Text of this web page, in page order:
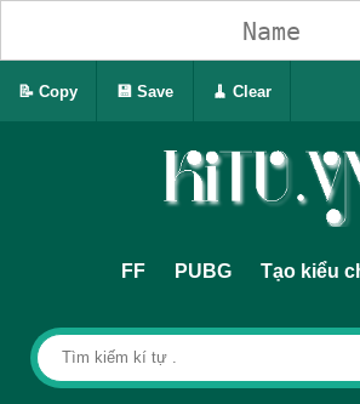
FF PUBG Tạo kiểu
📝 Copy 💾 Save 🧹 Clear